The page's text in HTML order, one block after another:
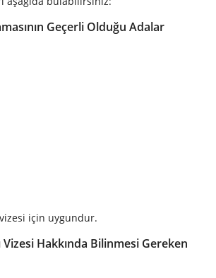
Geçerli Olduğu Adalar
vizesi için uygundur.
Vizesi Hakkında Bilinmesi Gereken